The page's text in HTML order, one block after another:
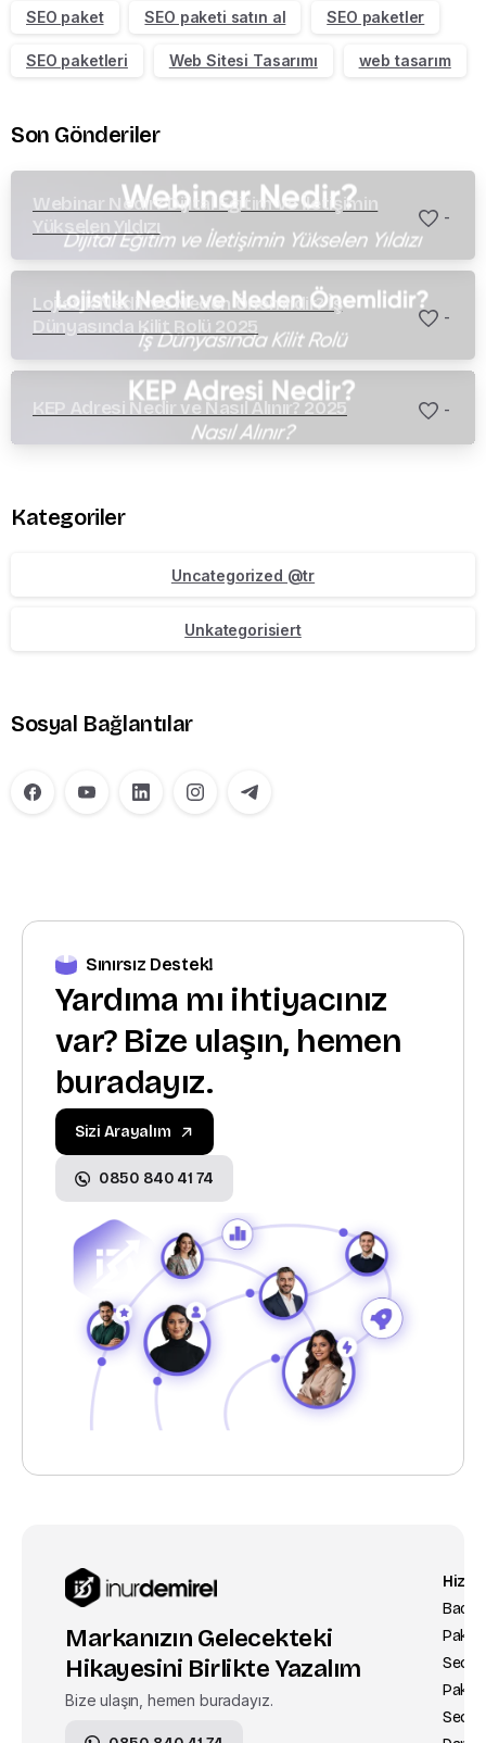
SEO paket SEO paketi satın al SEO paketler
SEO paketleri Web Sitesi Tasarımı web tasarım
Son Gönderiler
Webinar Nedir? Dijital Eğitim ve İletişimin
Yükselen Yıldızı
-
Lojistik Nedir ve Neden Önemlidir? İş
Dünyasında Kilit Rolü 2025
-
KEP Adresi Nedir ve Nasıl Alınır? 2025 -
Kategoriler
Uncategorized @tr
Unkategorisiert
Sosyal Bağlantılar
Sınırsız Destek!
Yardıma mı ihtiyacınız
var? Bize ulaşın, hemen
buradayız.
Sizi Arayalım
0850 840 41 74
Markanızın Gelecekteki
Hikayesini Birlikte Yazalım
Bize ulaşın, hemen buradayız.
Seo
Seo